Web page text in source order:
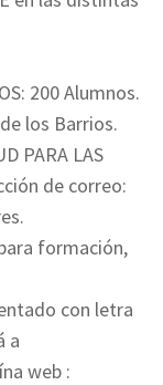
200 Alumnos.
los Barrios.
PARA LAS
de correo:
formación,
con letra
a
web :